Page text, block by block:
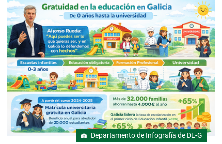
Departamento de Infografía de DL-G